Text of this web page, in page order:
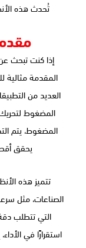
تُحدث هذه
إذا كنت تبحث
المقدمة مثالية
العديد من
المضغوط لتحريك
المضغوط، يتم
يحقق
تتميز هذه
الصناعات، مثل
التي تتطلب
استقرارًا في